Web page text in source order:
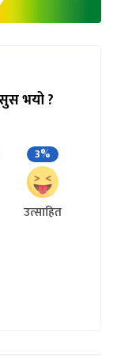
भयो ?
3%
उत्साहित